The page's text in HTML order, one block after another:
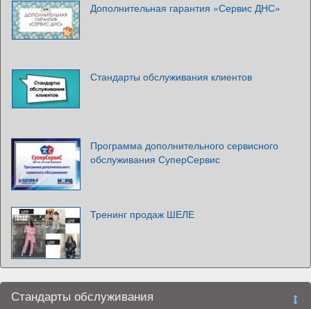
Дополнительная гарантия «Сервис ДНС»
Стандарты обслуживания клиентов
Программа дополнительного сервисного
обслуживания СуперСервис
Тренинг продаж ШЕЛЕ
Стандарты обслуживания